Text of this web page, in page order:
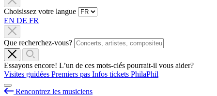
Choisissez votre langue
EN DE FR
Que recherchez-vous?
Essayons encore! L’un de ces mots-clés pourrait-il vous aider?
Visites guidées Premiers pas Infos tickets PhilaPhil
Rencontrez les musiciens